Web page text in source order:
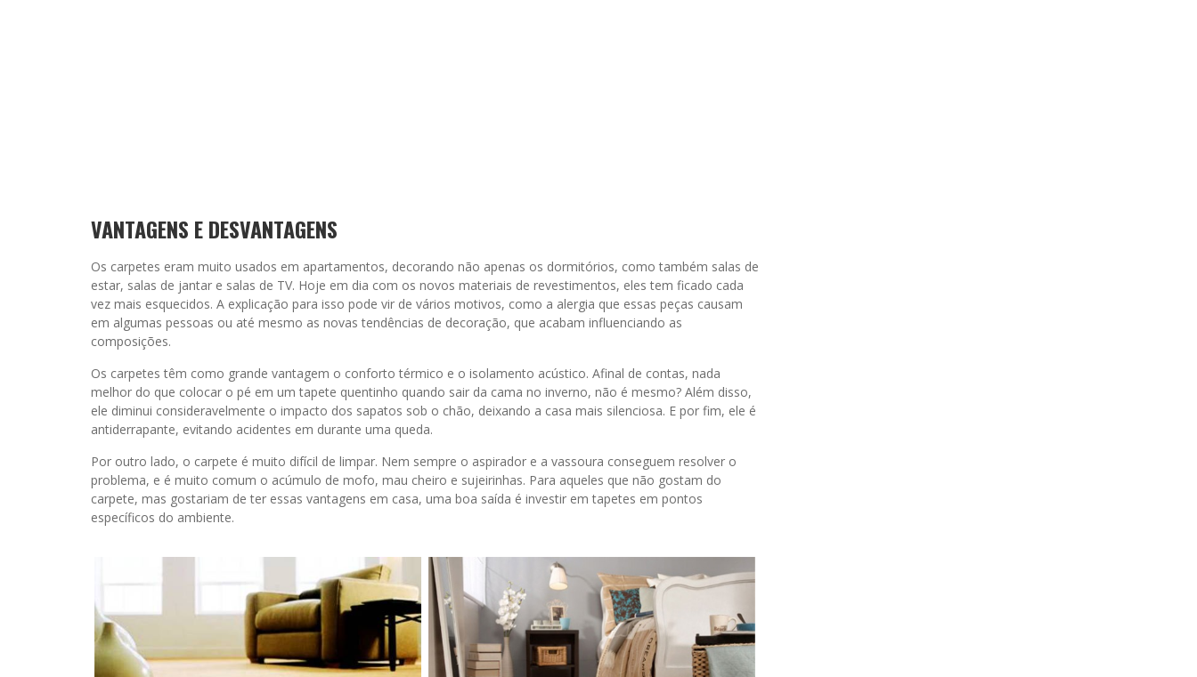
VANTAGENS E DESVANTAGENS
Os carpetes eram muito usados em apartamentos, decorando não apenas os dormitórios, como também salas de
estar, salas de jantar e salas de TV. Hoje em dia com os novos materiais de revestimentos, eles tem ficado cada
vez mais esquecidos. A explicação para isso pode vir de vários motivos, como a alergia que essas peças causam
em algumas pessoas ou até mesmo as novas tendências de decoração, que acabam influenciando as
composições.
Os carpetes têm como grande vantagem o conforto térmico e o isolamento acústico. Afinal de contas, nada
melhor do que colocar o pé em um tapete quentinho quando sair da cama no inverno, não é mesmo? Além disso,
ele diminui consideravelmente o impacto dos sapatos sob o chão, deixando a casa mais silenciosa. E por fim, ele é
antiderrapante, evitando acidentes em durante uma queda.
Por outro lado, o carpete é muito difícil de limpar. Nem sempre o aspirador e a vassoura conseguem resolver o
problema, e é muito comum o acúmulo de mofo, mau cheiro e sujeirinhas. Para aqueles que não gostam do
carpete, mas gostariam de ter essas vantagens em casa, uma boa saída é investir em tapetes em pontos
específicos do ambiente.